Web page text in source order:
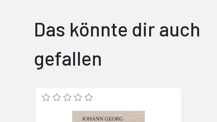
Das könnte dir auch
gefallen